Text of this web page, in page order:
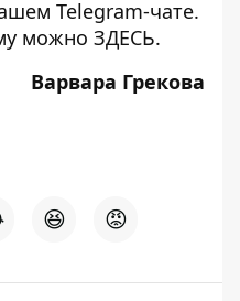
Telegram-чате.
можно ЗДЕСЬ.
Варвара Грекова
😆 😡